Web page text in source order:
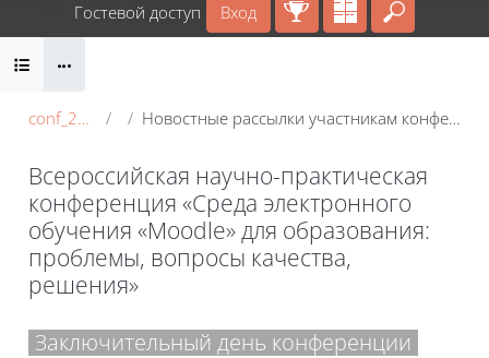
Введите
Гостевой доступ Вход
Блоки
conf_2022 Новостные рассылки участникам конференции
Всероссийская научно-практическая
конференция «Среда электронного
обучения «Moodle» для образования:
проблемы, вопросы качества,
решения»
Блоки
Заключительный день конференции